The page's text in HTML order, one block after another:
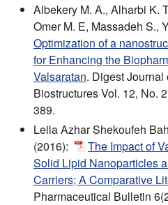
Albekery M. A., Alharbi K.
Omer M. E, Massadeh S.,
Optimization of a
for Enhancing the
Valsaratan. Digest
Biostructures Vol. 12, No.
389.
Leila Azhar Shekoufeh
(2016):
The Impact of
Solid Lipid Nanoparticles
Carriers; A Comparative
Pharmaceutical Bulletin